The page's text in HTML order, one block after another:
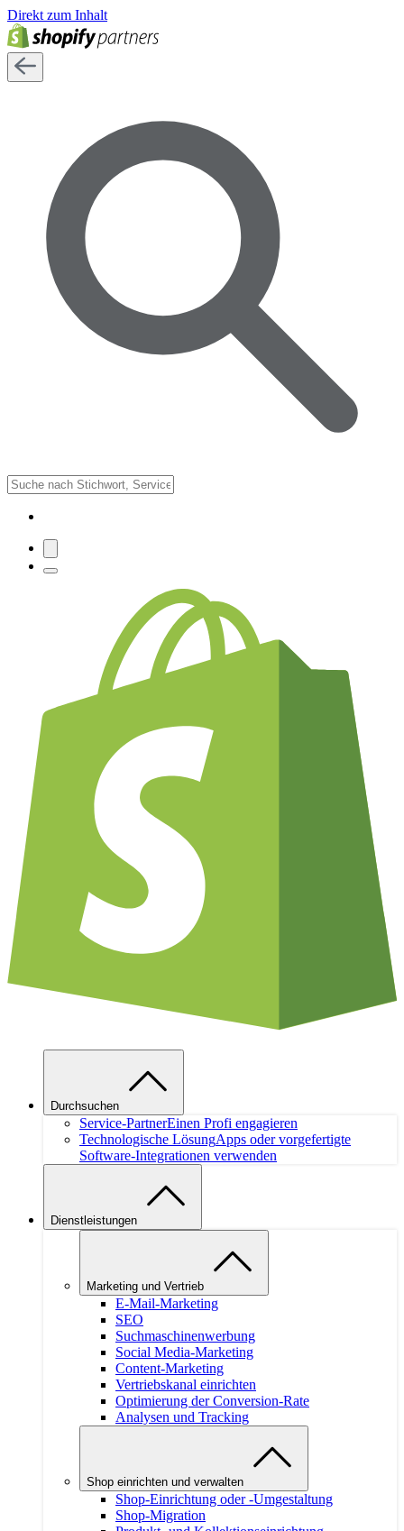
Direkt zum Inhalt
Durchsuchen
Service-PartnerEinen Profi engagieren
Technologische LösungApps oder vorgefertigte
Software-Integrationen verwenden
Dienstleistungen
Marketing und Vertrieb
E-Mail-Marketing
SEO
Suchmaschinenwerbung
Social Media-Marketing
Content-Marketing
Vertriebskanal einrichten
Optimierung der Conversion-Rate
Analysen und Tracking
Shop einrichten und verwalten
Shop-Einrichtung oder -Umgestaltung
Shop-Migration